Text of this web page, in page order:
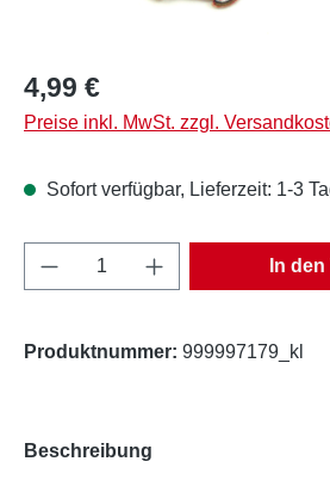
Regulärer Preis:
4,99 €
Preise inkl. MwSt. zzgl.
Sofort verfügbar, Lieferzeit: 1-3
Produkt Anzahl: Gib den
In
Produktnummer: 999997179_kl
Beschreibung